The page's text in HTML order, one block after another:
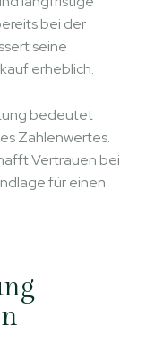
bei der
seine
erheblich.
bedeutet
Zahlenwertes.
Vertrauen bei
für einen